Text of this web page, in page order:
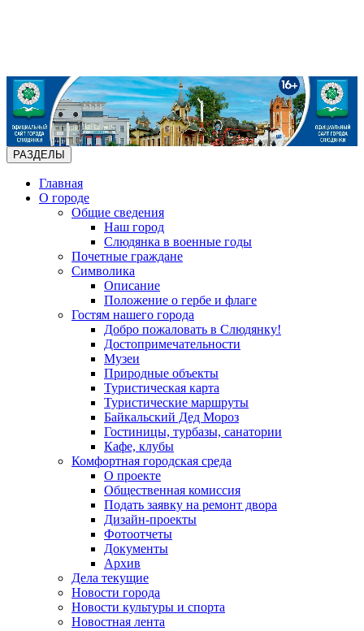
РАЗДЕЛЫ
Главная
О городе
Общие сведения
Наш город
Слюдянка в военные годы
Почетные граждане
Символика
Описание
Положение о гербе и флаге
Гостям нашего города
Добро пожаловать в Слюдянку!
Достопримечательности
Музеи
Природные объекты
Туристическая карта
Туристические маршруты
Байкальский Дед Мороз
Гостиницы, турбазы, санатории
Кафе, клубы
Комфортная городская среда
О проекте
Общественная комиссия
Подать заявку на ремонт двора
Дизайн-проекты
Фотоотчеты
Документы
Архив
Дела текущие
Новости города
Новости культуры и спорта
Новостная лента